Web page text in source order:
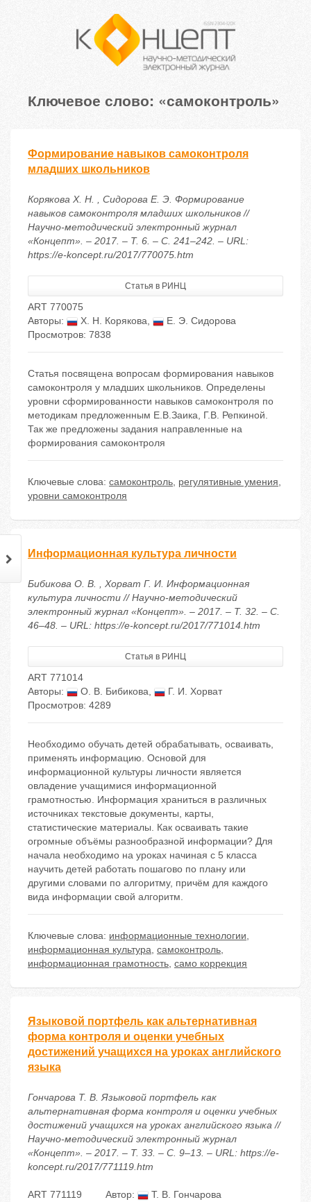
Ключевое слово: «самоконтроль»
Формирование навыков самоконтроля
младших школьников
Корякова Х. Н. , Сидорова Е. Э. Формирование
навыков самоконтроля младших школьников //
Научно-методический электронный журнал
«Концепт». – 2017. – Т. 6. – С. 241–242. – URL:
https://e-koncept.ru/2017/770075.htm
Статья в РИНЦ
ART 770075
Авторы:
Х. Н. Корякова,
Е. Э. Сидорова
Просмотров: 7838
Статья посвящена вопросам формирования навыков
самоконтроля у младших школьников. Определены
уровни сформированности навыков самоконтроля по
методикам предложенным Е.В.Заика, Г.В. Репкиной.
Так же предложены задания направленные на
формирования самоконтроля
Ключевые слова: самоконтроль, регулятивные умения,
уровни самоконтроля
Информационная культура личности
Бибикова О. В. , Хорват Г. И. Информационная
культура личности // Научно-методический
электронный журнал «Концепт». – 2017. – Т. 32. – С.
46–48. – URL: https://e-koncept.ru/2017/771014.htm
Статья в РИНЦ
ART 771014
Авторы:
О. В. Бибикова,
Г. И. Хорват
Просмотров: 4289
Необходимо обучать детей обрабатывать, осваивать,
применять информацию. Основой для
информационной культуры личности является
овладение учащимися информационной
грамотностью. Информация храниться в различных
источниках текстовые документы, карты,
статистические материалы. Как осваивать такие
огромные объёмы разнообразной информации? Для
начала необходимо на уроках начиная с 5 класса
научить детей работать пошагово по плану или
другими словами по алгоритму, причём для каждого
вида информации свой алгоритм.
Ключевые слова: информационные технологии,
информационная культура, самоконтроль,
информационная грамотность, само коррекция
Языковой портфель как альтернативная
форма контроля и оценки учебных
достижений учащихся на уроках английского
языка
Гончарова Т. В. Языковой портфель как
альтернативная форма контроля и оценки учебных
достижений учащихся на уроках английского языка //
Научно-методический электронный журнал
«Концепт». – 2017. – Т. 33. – С. 9–13. – URL: https://e-
koncept.ru/2017/771119.htm
ART 771119 Автор:
Т. В. Гончарова